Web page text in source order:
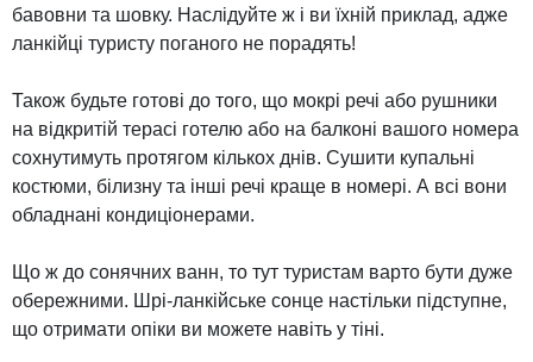
бавовни та шовку. Наслідуйте ж і ви їхній приклад, адже
ланкійці туристу поганого не порадять!
Також будьте готові до того, що мокрі речі або рушники
на відкритій терасі готелю або на балконі вашого номера
сохнутимуть протягом кількох днів. Сушити купальні
костюми, білизну та інші речі краще в номері. А всі вони
обладнані кондиціонерами.
Що ж до сонячних ванн, то тут туристам варто бути дуже
обережними. Шрі-ланкійське сонце настільки підступне,
що отримати опіки ви можете навіть у тіні.